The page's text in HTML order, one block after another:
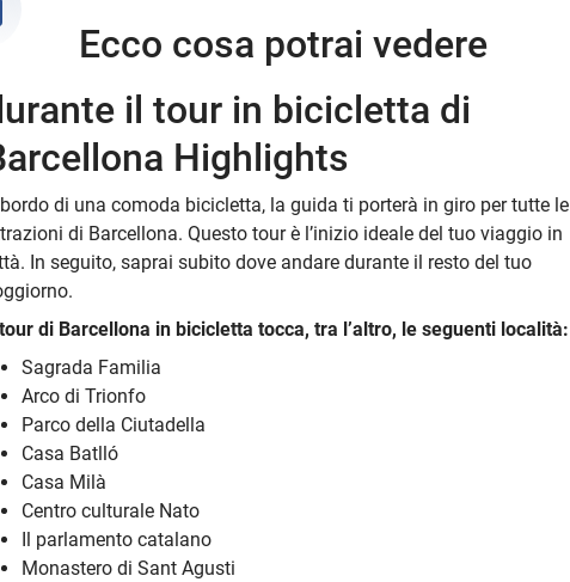
Ecco cosa potrai vedere
il tour in bicicletta di
Highlights
di una comoda bicicletta, la guida ti porterà in giro per tutte le
di Barcellona. Questo tour è l’inizio ideale del tuo viaggio in
In seguito, saprai subito dove andare durante il resto del tuo
tour di Barcellona in bicicletta tocca, tra l’altro, le seguenti località:
Sagrada Familia
Arco di Trionfo
Parco della Ciutadella
Casa Batlló
Casa Milà
Centro culturale Nato
Il parlamento catalano
Monastero di Sant Agusti